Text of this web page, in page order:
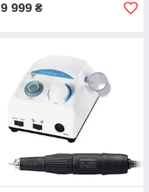
9 999 ₴